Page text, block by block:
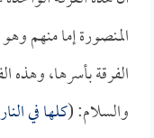
المنصورة إما منهم
الفرقة بأسرها، وهذه
والسلام: (كلها في